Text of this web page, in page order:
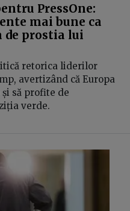
PressOne:
mai bune ca
de prostia lui
retorica liderilor
avertizând că Europa
să profite de
verde.